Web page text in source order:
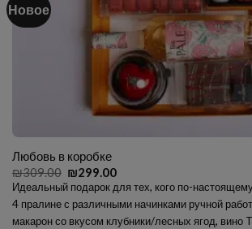
Новое
Любовь в коробке
₪309.00 Первоначальная
цена
составляла
₪309.00.
₪299.00Текущая
цена:
₪299.00.
Идеальный подарок для тех, кого по-
4 пралине с различными начинками ручной
макарон со вкусом клубники/лесных ягод, вино